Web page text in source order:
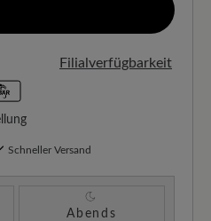
Filialverfügbarkeit
Schneller Versand
Abends